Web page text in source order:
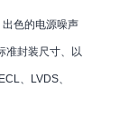
色的电源噪声
准封装尺寸、以
、LVDS、